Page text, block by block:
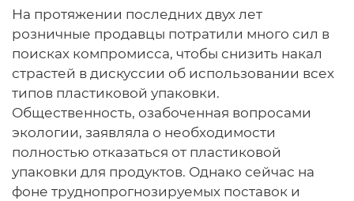
На протяжении последних двух лет
розничные продавцы потратили много сил в
поисках компромисса, чтобы снизить накал
страстей в дискуссии об использовании всех
типов пластиковой упаковки.
Общественность, озабоченная вопросами
экологии, заявляла о необходимости
полностью отказаться от пластиковой
упаковки для продуктов. Однако сейчас на
фоне труднопрогнозируемых поставок и